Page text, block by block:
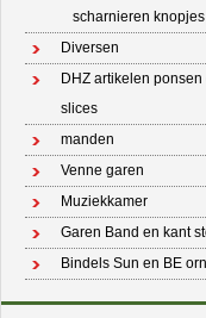
scharnieren
Diversen
DHZ artikelen ponsen
slices
manden
Venne garen
Muziekkamer
Garen Band en kant
Bindels Sun en BE